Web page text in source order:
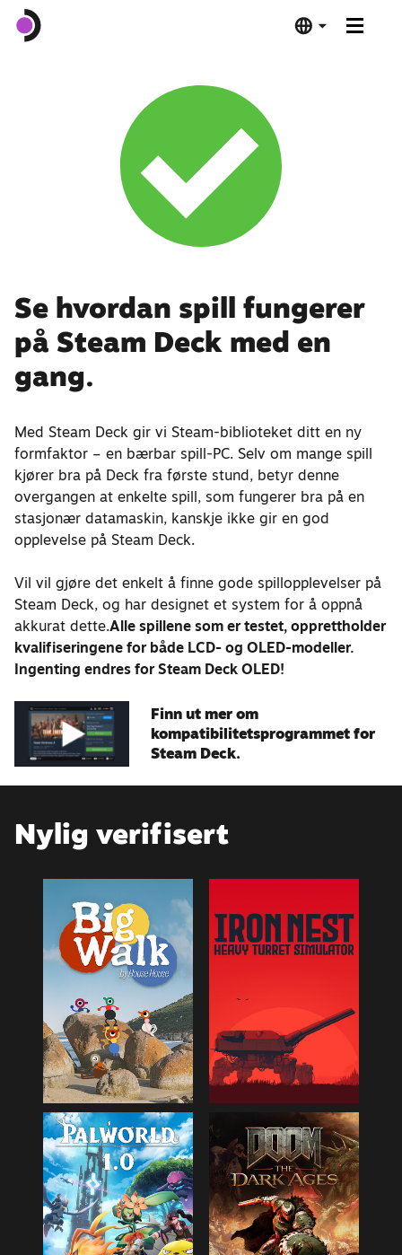
Dokkingstasjon
Tekniske spesifikasjoner
Se hvordan spill fungerer
på Steam Deck med en
gang.
Med Steam Deck gir vi Steam-biblioteket ditt en ny
formfaktor – en bærbar spill-PC. Selv om mange spill
kjører bra på Deck fra første stund, betyr denne
overgangen at enkelte spill, som fungerer bra på en
stasjonær datamaskin, kanskje ikke gir en god
opplevelse på Steam Deck.
Vil vil gjøre det enkelt å finne gode spillopplevelser på
Steam Deck, og har designet et system for å oppnå
akkurat dette.Alle spillene som er testet, opprettholder
kvalifiseringene for både LCD- og OLED-modeller.
Ingenting endres for Steam Deck OLED!
Finn ut mer om
kompatibilitetsprogrammet for
Steam Deck.
Nylig verifisert